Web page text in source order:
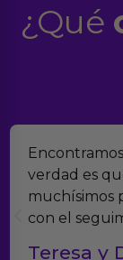
¿Qué
Suelo
Erotiks es
tenido
productos.
Paula A.